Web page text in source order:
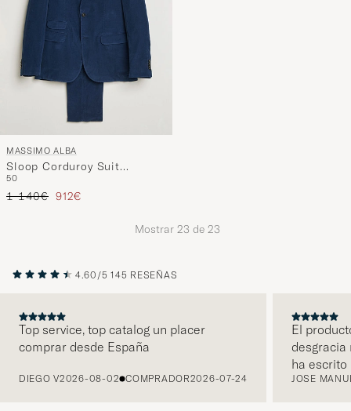
MASSIMO ALBA
Sloop Corduroy Suit
Midnight Blue
50
Precio ordinario
1 140€ Precio reducido
912€
Mostrar 23 de 23
ANTERIOR
4.60/5 145 RESEÑAS
Top service, top catalog un placer
comprar desde España
DIEGO V2026-08-02 COMPRADOR2026-07-24
El
desgracia
ha escrito
ha sido
JOSE